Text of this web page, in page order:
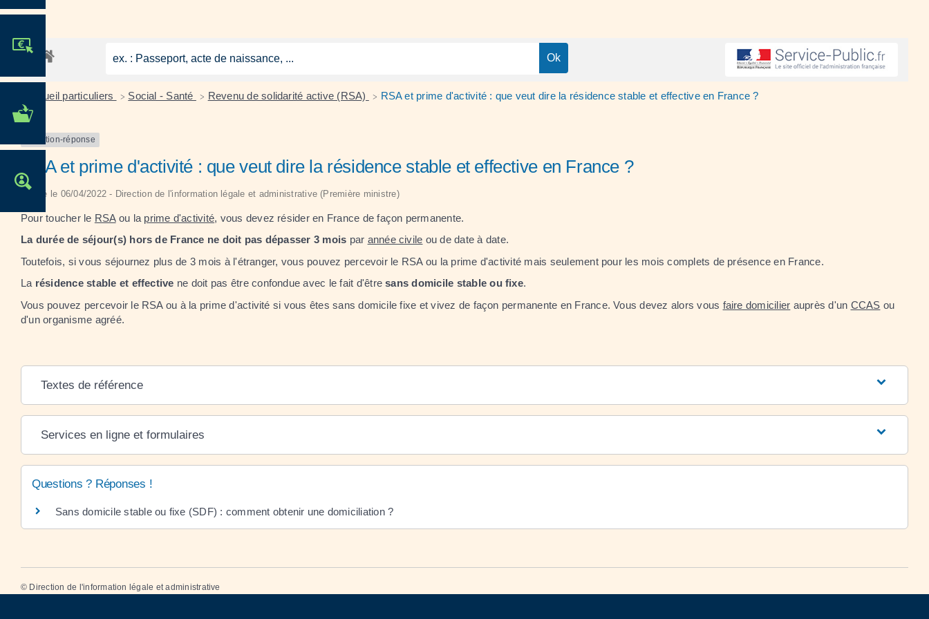
MES DÉMARCHES
OFFRES D'EMPLOI
Accueil particuliers > Social - Santé > Revenu de solidarité active (RSA) > RSA et prime d'activité : que veut dire la résidence stable et effective en France ?
Question-réponse
RSA et prime d'activité : que veut dire la résidence stable et effective en France ?
Vérifié le 06/04/2022 - Direction de l'information légale et administrative (Première ministre)
Pour toucher le RSAou la prime d'activité, vous devez résider en France de façon permanente.
La durée de séjour(s) hors de France ne doit pas dépasser 3 mois par année civile ou de date à date.
Toutefois, si vous séjournez plus de 3 mois à l'étranger, vous pouvez percevoir le RSA ou la prime d'activité mais seulement pour les mois complets de présence en France.
La résidence stable et effective ne doit pas être confondue avec le fait d'êtresans domicile stable ou fixe.
Vous pouvez percevoir le RSA ou à la prime d'activité si vous êtes sans domicile fixe et vivez de façon permanente en France. Vous devez alors vous faire domicilier auprès d'un CCAS ou
d'un organisme agréé.
Textes de référence
Services en ligne et formulaires
Questions ? Réponses !
Sans domicile stable ou fixe (SDF) : comment obtenir une domiciliation ?
© Direction de l'information légale et administrative